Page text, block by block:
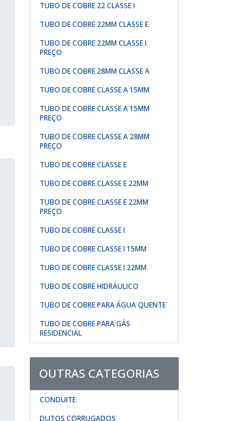
TUBO DE COBRE 22 CLASSE I
TUBO DE COBRE 22MM CLASSE E
TUBO DE COBRE 22MM CLASSE I
PREÇO
TUBO DE COBRE 28MM CLASSE A
TUBO DE COBRE CLASSE A 15MM
TUBO DE COBRE CLASSE A 15MM
PREÇO
TUBO DE COBRE CLASSE A 28MM
PREÇO
TUBO DE COBRE CLASSE E
TUBO DE COBRE CLASSE E 22MM
TUBO DE COBRE CLASSE E 22MM
PREÇO
TUBO DE COBRE CLASSE I
TUBO DE COBRE CLASSE I 15MM
TUBO DE COBRE CLASSE I 22MM
TUBO DE COBRE HIDRÁULICO
TUBO DE COBRE PARA ÁGUA QUENTE
TUBO DE COBRE PARA GÁS
RESIDENCIAL
OUTRAS CATEGORIAS
CONDUITE
DUTOS CORRUGADOS